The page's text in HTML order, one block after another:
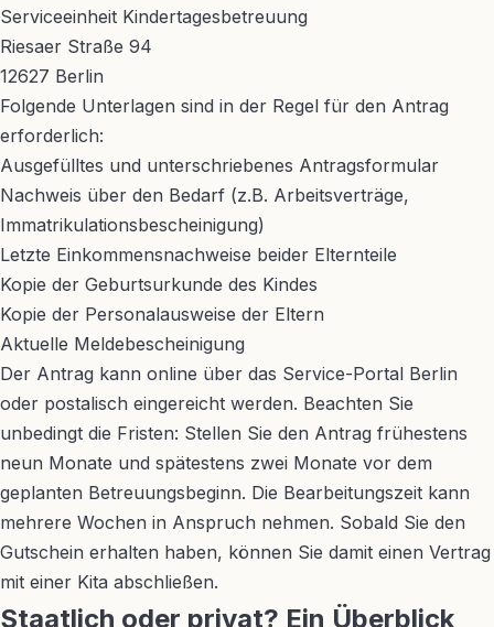
Serviceeinheit Kindertagesbetreuung
Riesaer Straße 94
12627 Berlin
Folgende Unterlagen sind in der Regel für den Antrag
erforderlich:
Ausgefülltes und unterschriebenes Antragsformular
Nachweis über den Bedarf (z.B. Arbeitsverträge,
Immatrikulationsbescheinigung)
Letzte Einkommensnachweise beider Elternteile
Kopie der Geburtsurkunde des Kindes
Kopie der Personalausweise der Eltern
Aktuelle Meldebescheinigung
Der Antrag kann online über das Service-Portal Berlin
oder postalisch eingereicht werden. Beachten Sie
unbedingt die Fristen: Stellen Sie den Antrag frühestens
neun Monate und spätestens zwei Monate vor dem
geplanten Betreuungsbeginn. Die Bearbeitungszeit kann
mehrere Wochen in Anspruch nehmen. Sobald Sie den
Gutschein erhalten haben, können Sie damit einen Vertrag
mit einer Kita abschließen.
Staatlich oder privat? Ein Überblick